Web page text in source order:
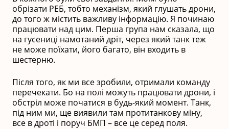
обрізати РЕБ, тобто механізм, який глушать дрони,
до того ж містить важливу інформацію. Я починаю
працювати над цим. Перша група нам сказала, що
на гусениці намотаний дріт, через який танк теж
не може поїхати, його багато, він входить в
шестерню.
Після того, як ми все зробили, отримали команду
перечекати. Бо на полі можуть працювати дрони, і
обстріл може початися в будь-який момент. Танк,
під ним ми, ще виявили там протитанкову міну,
все в дроті і поруч БМП – все це серед поля.